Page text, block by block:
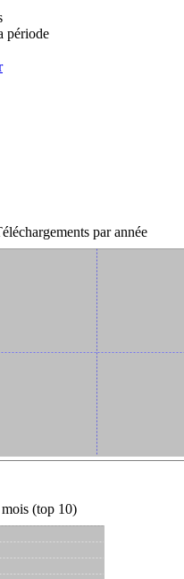
période
par année
(top 10)